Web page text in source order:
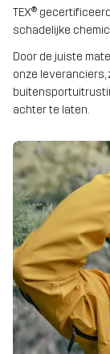
TEX®
schadelijke
Door de juiste
onze
achter te laten.